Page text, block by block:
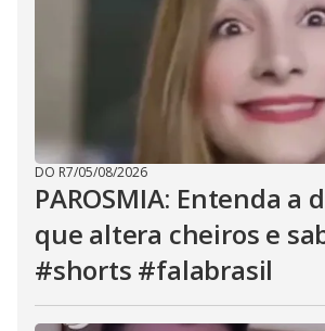
DO R7/05/08/2026
PAROSMIA: Entenda a
que altera cheiros e
#shorts #falabrasil